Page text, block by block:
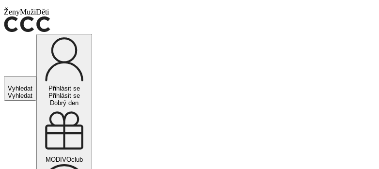
ŽenyMužiDěti
Vyhledat
Vyhledat
Přihlásit se
Přihlásit se
Dobrý den
MODIVOclub